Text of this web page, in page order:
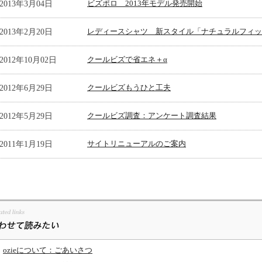
2013年3月04日 ビズポロ 2013年モデル発売開始
2013年2月20日 レディースシャツ 新スタイル「ナチュラルフ
2012年10月02日 クールビズで省エネ＋α
2012年6月29日 クールビズもうひと工夫
2012年5月29日 クールビズ調査：アンケート調査結果
2011年1月19日 サイトリニューアルのご案内
ozieについて：ごあいさつ